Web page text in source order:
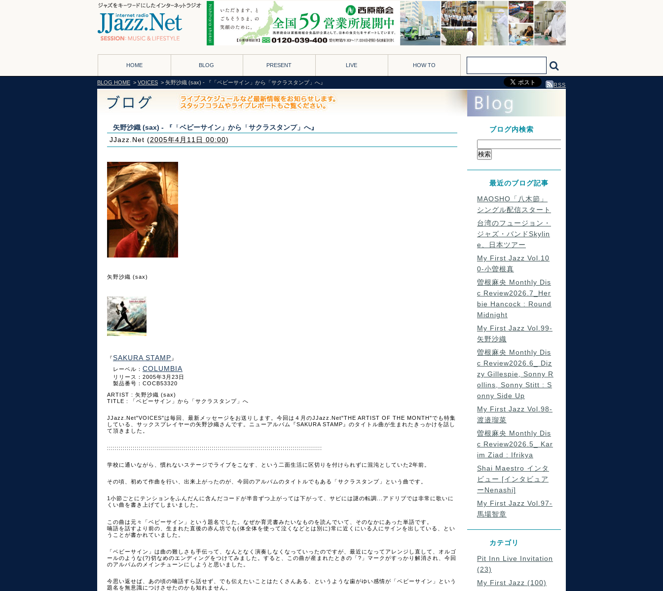
HOME BLOG PRESENT LIVE HOW TO
BLOG HOME > VOICES > 矢野沙織 (sax) - 『「ベビーサイン」から「サクラスタンプ」へ』 RSS
矢野沙織 (sax) - 『「ベビーサイン」から「サクラスタンプ」へ』
JJazz.Net (2005年4月11日 00:00)
矢野沙織 (sax)
『SAKURA STAMP 』
レーベル： COLUMBIA
リリース：2005年3月23日
製品番号：COCB53320
ARTIST : 矢野沙織 (sax)
TITLE : 「ベビーサイン」から「サクラスタンプ」へ
JJazz.Net"VOICES"は毎回、最新メッセージをお送りします。今回は４月のJJazz.Net"THE ARTIST OF THE MONTH"でも特集
している、サックスプレイヤーの矢野沙織さんです。ニューアルバム『SAKURA STAMP』のタイトル曲が生まれたきっかけを話し
て頂きました。
:::::::::::::::::::::::::::::::::::::::::::::::::::::::::::::::::::::::::::::::::::::::::::::::::::::::::::::
学校に通いながら、慣れないステージでライブをこなす、という二面生活に区切りを付けられずに混沌としていた2年前。
その頃、初めて作曲を行い、出来上がったのが、今回のアルバムのタイトルでもある「サクラスタンプ」という曲です。
1小節ごとにテンションをふんだんに含んだコードが半音ずつ上がっては下がって、サビには謎の転調...アドリブでは非常に歌いに
くい曲を書き上げてしまいました。
この曲は元々「ベビーサイン」という題名でした。なぜか育児書みたいなものを読んでいて、そのなかにあった単語です。
喃語を話すより前の、生まれた直後の赤ん坊でも(体全体を使って泣くなどとは別に)常に近くにいる人にサインを出している、とい
うことが書かれていました。
「ベビーサイン」は曲の難しさも手伝って、なんとなく演奏しなくなっていったのですが、最近になってアレンジし直して、オルゴ
ールのような(?)切なめのエンディングをつけてみました。すると、この曲が産まれたときの「?」マークがすっかり解消され、今回
のアルバムのメインチューンにしようと思いました。
今思い返せば、あの頃の喃語すら話せず、でも伝えたいことはたくさんある、というような歯がゆい感情が「ベビーサイン」という
題名を無意識につけさせたのかも知れません。
ブログ内検索
最近のブログ記事
MAOSHO「八木節」
シングル配信スタート
台湾のフュージョン・
ジャズ・バンドSkylin
e、日本ツアー
My First Jazz Vol.10
0-小曽根真
曽根麻央 Monthly Dis
c Review2026.7_Her
bie Hancock : Round
Midnight
My First Jazz Vol.99-
矢野沙織
曽根麻央 Monthly Dis
c Review2026.6_ Diz
zy Gillespie, Sonny R
ollins, Sonny Stitt : S
onny Side Up
My First Jazz Vol.98-
渡邉瑠菜
曽根麻央 Monthly Dis
c Review2026.5_ Kar
im Ziad : Ifrikya
Shai Maestro インタ
ビュー [インタビュア
ーNenashi]
My First Jazz Vol.97-
馬場智章
カテゴリ
Pit Inn Live Invitation
(23)
My First Jazz (100)